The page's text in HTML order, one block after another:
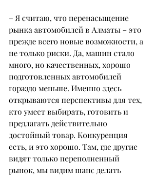
– Я считаю, что перенасыщение
рынка автомобилей в Алматы – это
прежде всего новые возможности, а
не только риски. Да, машин стало
много, но качественных, хорошо
подготовленных автомобилей
гораздо меньше. Именно здесь
открываются перспективы для тех,
кто умеет выбирать, готовить и
предлагать действительно
достойный товар. Конкуренция
есть, и это хорошо. Там, где другие
видят только переполненный
рынок, мы видим шанс делать